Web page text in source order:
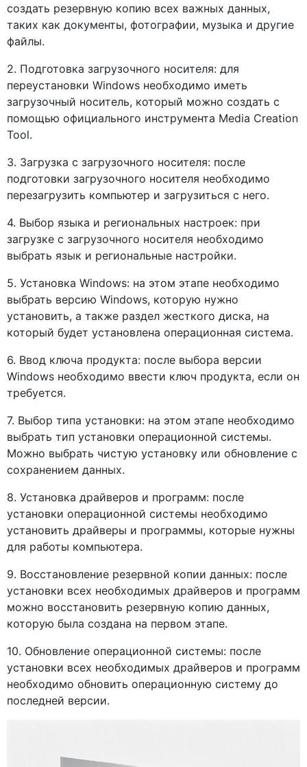
создать резервную копию всех важных данных,
таких как документы, фотографии, музыка и другие
файлы.
2. Подготовка загрузочного носителя: для
переустановки Windows необходимо иметь
загрузочный носитель, который можно создать с
помощью официального инструмента Media Creation
Tool.
3. Загрузка с загрузочного носителя: после
подготовки загрузочного носителя необходимо
перезагрузить компьютер и загрузиться с него.
4. Выбор языка и региональных настроек: при
загрузке с загрузочного носителя необходимо
выбрать язык и региональные настройки.
5. Установка Windows: на этом этапе необходимо
выбрать версию Windows, которую нужно
установить, а также раздел жесткого диска, на
который будет установлена операционная система.
6. Ввод ключа продукта: после выбора версии
Windows необходимо ввести ключ продукта, если он
требуется.
7. Выбор типа установки: на этом этапе необходимо
выбрать тип установки операционной системы.
Можно выбрать чистую установку или обновление с
сохранением данных.
8. Установка драйверов и программ: после
установки операционной системы необходимо
установить драйверы и программы, которые нужны
для работы компьютера.
9. Восстановление резервной копии данных: после
установки всех необходимых драйверов и программ
можно восстановить резервную копию данных,
которую была создана на первом этапе.
10. Обновление операционной системы: после
установки всех необходимых драйверов и программ
необходимо обновить операционную систему до
последней версии.